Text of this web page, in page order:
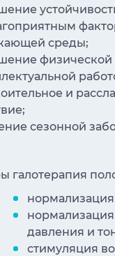
среды;
физической
и
сезонной
галотерапия
давления и
стимуляция